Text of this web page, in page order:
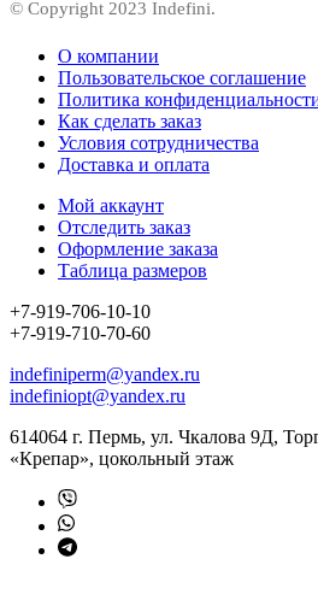
© Copyright 2023 Indefini.
О компании
Пользовательское соглашение
Политика
Как сделать заказ
Условия сотрудничества
Доставка и оплата
Мой аккаунт
Отследить заказ
Оформление заказа
Таблица размеров
+7-919-706-10-10
+7-919-710-70-60
indefiniperm@yandex.ru
indefiniopt@yandex.ru
614064 г. Пермь, ул. Чкалова 9Д,
«Крепар», цокольный этаж